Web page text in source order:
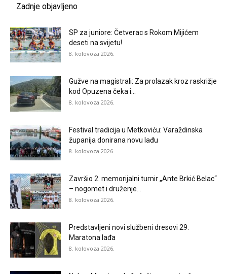
Zadnje objavljeno
SP za juniore: Četverac s Rokom Mijićem
deseti na svijetu!
8. kolovoza 2026.
Gužve na magistrali: Za prolazak kroz raskrižje
kod Opuzena čeka i...
8. kolovoza 2026.
Festival tradicija u Metkoviću: Varaždinska
županija donirana novu lađu
8. kolovoza 2026.
Završio 2. memorijalni turnir „Ante Brkić Belac“
– nogomet i druženje...
8. kolovoza 2026.
Predstavljeni novi službeni dresovi 29.
Maratona lađa
8. kolovoza 2026.